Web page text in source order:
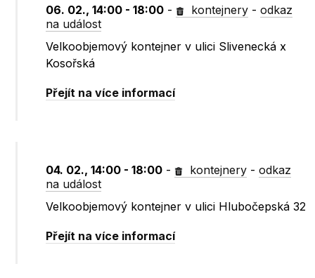
06. 02., 14:00 - 18:00 - kontejnery -odkaz
na událost
Velkoobjemový kontejner v ulici Slivenecká x
Kosořská
Přejít na více informací
04. 02., 14:00 - 18:00 - kontejnery -odkaz
na událost
Velkoobjemový kontejner v ulici Hlubočepská 32
Přejít na více informací